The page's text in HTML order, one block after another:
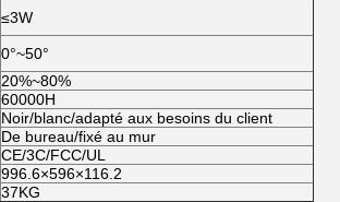
≤3W
0°~50°
20%~80%
60000H
Noir/blanc/adapté aux besoins du client
De bureau/fixé au mur
CE/3C/FCC/UL
996.6×596×116.2
37KG